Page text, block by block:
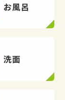
お風呂
洗面